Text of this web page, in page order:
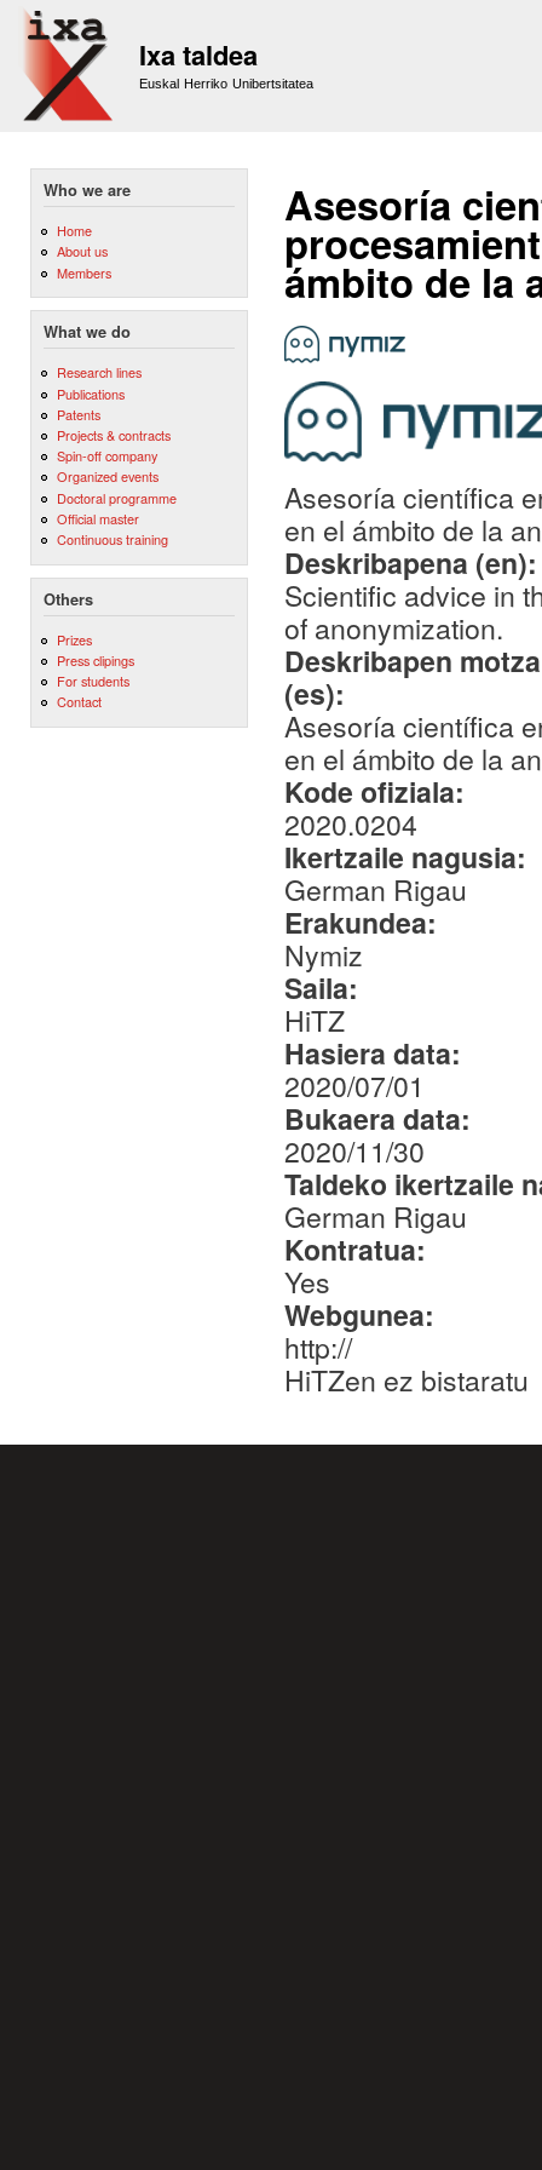
Ixa taldea
Euskal Herriko Unibertsitatea
Who we are
Home
About us
Members
What we do
Research lines
Publications
Patents
Projects & contracts
Spin-off company
Organized events
Doctoral programme
Official master
Continuous training
Others
Prizes
Press clipings
For students
Contact
Asesoría
ámbito de la
Asesoría científica
en el ámbito de la
Deskribapena
Scientific advice in
of anonymization.
Deskribapen
(es):
Asesoría científica
en el ámbito de la
Kode ofiziala:
2020.0204
Ikertzaile nagusia:
German Rigau
Erakundea:
Nymiz
Saila:
HiTZ
Hasiera data:
2020/07/01
Bukaera data:
2020/11/30
Taldeko ikertzaile
German Rigau
Kontratua:
Yes
Webgunea:
http://
HiTZen ez bistaratu